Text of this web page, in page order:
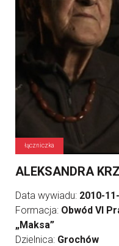
łączniczka
ALEKSANDRA
Data wywiadu: 2010-
Formacja: Obwód VI
„Maksa”
Dzielnica: Grochów